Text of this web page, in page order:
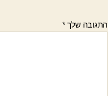
התגובה שלך*